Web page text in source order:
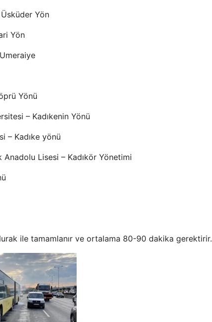
Yön
Yön
Yönü
– Kadıkenin Yönü
– Kadıke yönü
Lisesi – Kadıkör Yönetimi
ile tamamlanır ve ortalama 80-90 dakika gerektirir.